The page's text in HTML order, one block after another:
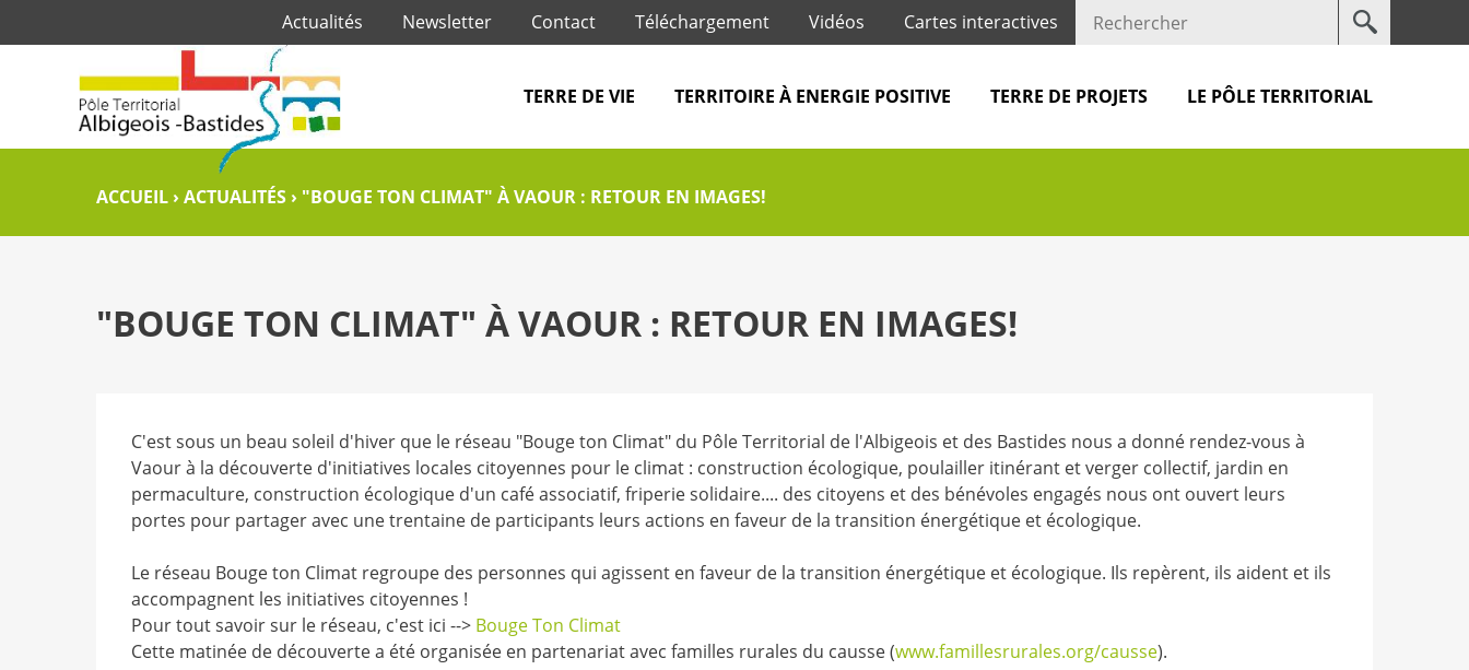
Jump to navigation
Votre
Actualités Newsletter Contact Téléchargement Vidéos Cartes interactives
TERRE DE VIE TERRITOIRE À ENERGIE POSITIVE TERRE DE PROJETS LE PÔLE TERRITORIAL
ACCUEIL ›ACTUALITÉS › "BOUGE TON CLIMAT" À VAOUR : RETOUR EN IMAGES!
"BOUGE TON CLIMAT" À VAOUR : RETOUR EN IMAGES!
C'est sous un beau soleil d'hiver que le réseau "Bouge ton Climat" du Pôle Territorial de l'Albigeois et des Bastides nous a donné rendez-vous à
Vaour à la découverte d'initiatives locales citoyennes pour le climat : construction écologique, poulailler itinérant et verger collectif, jardin en
permaculture, construction écologique d'un café associatif, friperie solidaire.... des citoyens et des bénévoles engagés nous ont ouvert leurs
portes pour partager avec une trentaine de participants leurs actions en faveur de la transition énergétique et écologique.
Le réseau Bouge ton Climat regroupe des personnes qui agissent en faveur de la transition énergétique et écologique. Ils repèrent, ils aident et ils
accompagnent les initiatives citoyennes !
Pour tout savoir sur le réseau, c'est ici --> Bouge Ton Climat
Cette matinée de découverte a été organisée en partenariat avec familles rurales du causse (www.famillesrurales.org/causse).